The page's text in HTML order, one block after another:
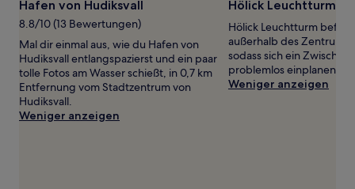
2 Erwachsenen
gefunden
wurde.
Preise
und
Verfügbarkeiten
können
Hafen von Hudiksvall
8.8/10 (13 Bewertungen)
Mal dir einmal aus, wie du Hafen von
Hudiksvall entlangspazierst und ein paar
tolle Fotos am Wasser schießt, in 0,7 km
Entfernung vom Stadtzentrum von
Hudiksvall.
Weniger anzeigen
Hölick Leuchtturm
Hölick Leuchtturm
außerhalb des Zentrums
sodass sich ein
problemlos einplanen
Weniger anzeigen